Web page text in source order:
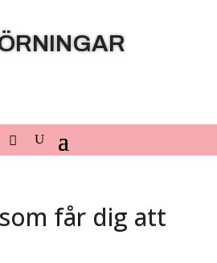
får dig att